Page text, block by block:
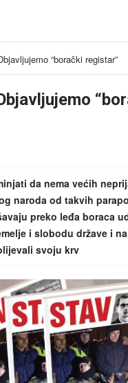
“borački registar”
da nema većih
naroda od takvih
preko leđa boraca
i slobodu države i
svoju krv